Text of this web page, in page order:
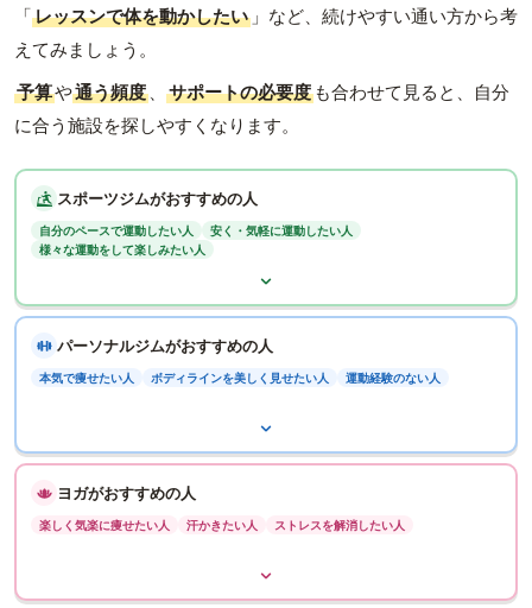
「レッスンで体を動かしたい 」など、続けやすい通い方から考
えてみましょう。
予算や通う頻度 、 サポートの必要度 も合わせて見ると、自分
に合う施設を探しやすくなります。
スポーツジムがおすすめの人
自分のペースで運動したい人
安く・気軽に運動したい人
様々な運動をして楽しみたい人
パーソナルジムがおすすめの人
本気で痩せたい人 ボディラインを美しく見せたい人 運動経験のない人
ヨガがおすすめの人
楽しく気楽に痩せたい人 汗かきたい人 ストレスを解消したい人